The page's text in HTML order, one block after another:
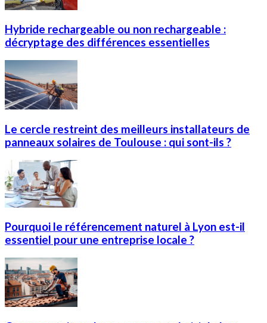
Hybride rechargeable ou non rechargeable :
décryptage des différences essentielles
Le cercle restreint des meilleurs installateurs de
panneaux solaires de Toulouse : qui sont-ils ?
Pourquoi le référencement naturel à Lyon est-il
essentiel pour une entreprise locale ?